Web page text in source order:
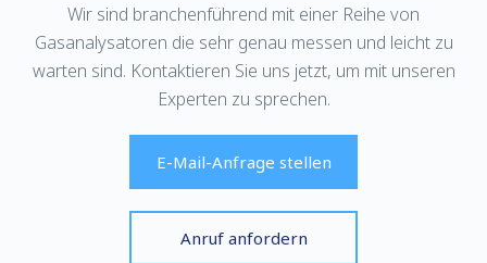
Wir sind branchenführend mit einer Reihe von
Gasanalysatoren die sehr genau messen und leicht zu
warten sind. Kontaktieren Sie uns jetzt, um mit unseren
Experten zu sprechen.
E-Mail-Anfrage stellen
Anruf anfordern